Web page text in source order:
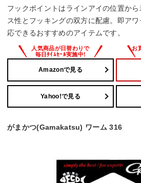
フックポイントはラインアイの位置か
ス性とフッキングの双方に配慮。即ア
応できるおすすめのアイテムです。
Amazonで見る
Yahoo!で見る
がまかつ(Gamakatsu) ワーム 316